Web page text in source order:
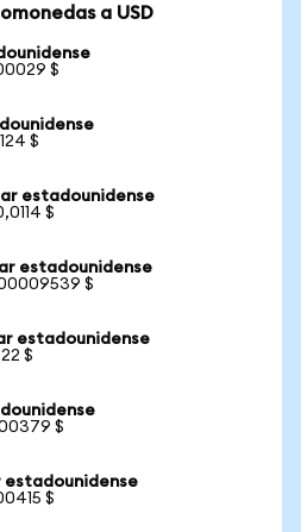
a USD
$
$
estadounidense
$
estadounidense
$
estadounidense
$
$
estadounidense
$